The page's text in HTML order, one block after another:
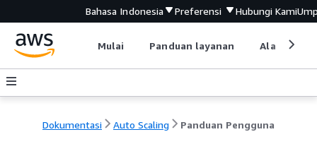
Bahasa Indonesia Preferensi Hubungi Kami
Mulai Panduan layanan Alat
Dokumentasi Auto Scaling Panduan Pengguna